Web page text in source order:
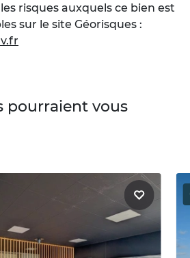
risques auxquels ce bien est
sur le site Géorisques :
pourraient vous